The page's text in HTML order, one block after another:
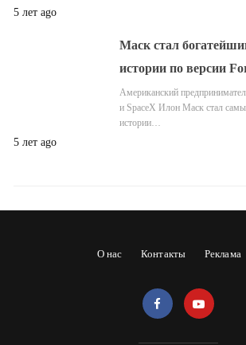
5 лет ago
Маск стал
истории по версии
Американский
и SpaceX Илон Маск стал
истории…
5 лет ago
О нас Контакты Реклама